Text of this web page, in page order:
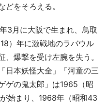
をそろえる。
3月に大阪で生まれ、鳥取
）年に激戦地のラバウル
、爆撃を受け左腕を失う。
日本妖怪大全」「河童の三
ゲの鬼太郎」は1965（昭
始まり、1968年（昭和43